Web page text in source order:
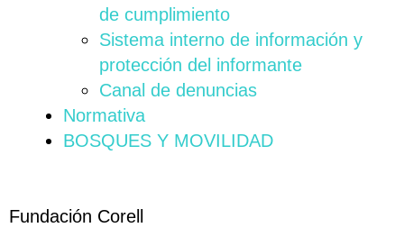
de cumplimiento
Sistema interno de información y
protección del informante
Canal de denuncias
Normativa
BOSQUES Y MOVILIDAD
Fundación Corell